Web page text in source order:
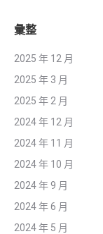
彙整
2025 年 12 月
2025 年 3 月
2025 年 2 月
2024 年 12 月
2024 年 11 月
2024 年 10 月
2024 年 9 月
2024 年 6 月
2024 年 5 月